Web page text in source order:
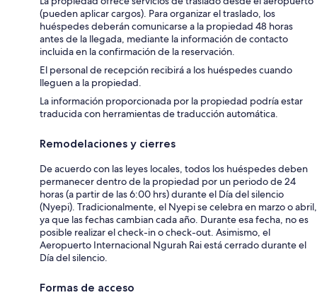
(pueden aplicar cargos). Para organizar el traslado, los
huéspedes deberán comunicarse a la propiedad 48 horas
antes de la llegada, mediante la información de contacto
incluida en la confirmación de la reservación.
El personal de recepción recibirá a los huéspedes cuando
lleguen a la propiedad.
La información proporcionada por la propiedad podría estar
traducida con herramientas de traducción automática.
Remodelaciones y cierres
De acuerdo con las leyes locales, todos los huéspedes deben
permanecer dentro de la propiedad por un periodo de 24
horas (a partir de las 6:00 hrs) durante el Día del silencio
(Nyepi). Tradicionalmente, el Nyepi se celebra en marzo o abril,
ya que las fechas cambian cada año. Durante esa fecha, no es
posible realizar el check-in o check-out. Asimismo, el
Aeropuerto Internacional Ngurah Rai está cerrado durante el
Día del silencio.
Formas de acceso